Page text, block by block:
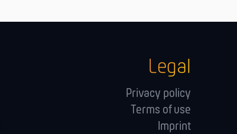
Legal
Privacy policy
Terms of use
Imprint